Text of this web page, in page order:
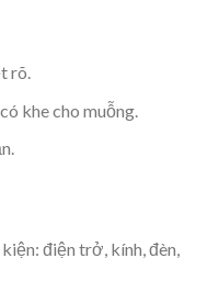
rõ.
khe cho muỗng.
điện trở, kính, đèn,